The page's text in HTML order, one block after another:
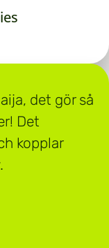
det gör så
Det
kopplar